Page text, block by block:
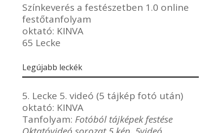
Színkeverés a festészetben 1.0 online
festőtanfolyam
oktató: KINVA
65 Lecke
Legújabb leckék
5. Lecke 5. videó (5 tájkép fotó után)
oktató: KINVA
Tanfolyam: Fotóból tájképek festése